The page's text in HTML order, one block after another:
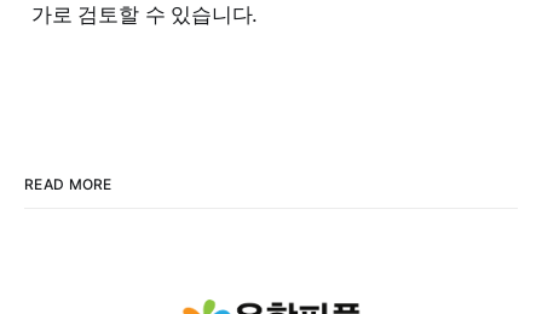
가로 검토할 수 있습니다.
READ MORE